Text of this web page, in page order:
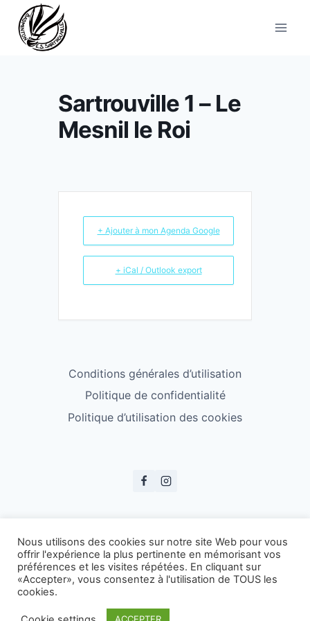
contenu
Sartrouville 1 – Le
Mesnil le Roi
+ Ajouter à mon Agenda Google
+ iCal / Outlook export
Conditions générales d’utilisation
Politique de confidentialité
Politique d’utilisation des cookies
Nous utilisons des cookies sur notre site Web pour vous
offrir l'expérience la plus pertinente en mémorisant vos
préférences et les visites répétées. En cliquant sur
«Accepter», vous consentez à l'utilisation de TOUS les
cookies.